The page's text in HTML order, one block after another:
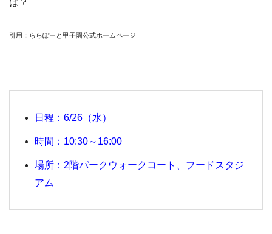
引用：ららぽーと甲子園公式ホームページ
日程：6/26（水）
時間：10:30～16:00
場所：2階パークウォークコート、フードスタジ
アム